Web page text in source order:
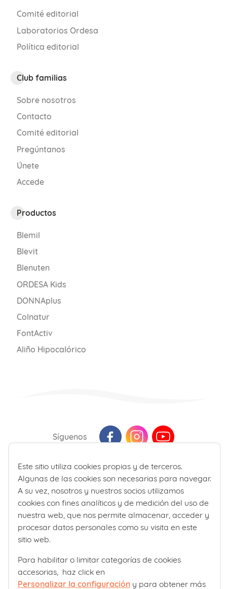
Comité editorial
Laboratorios Ordesa
Política editorial
Club familias
Sobre nosotros
Contacto
Comité editorial
Pregúntanos
Únete
Accede
Productos
Blemil
Blevit
Blenuten
ORDESA Kids
DONNAplus
Colnatur
FontActiv
Aliño Hipocalórico
Síguenos
Última actualización: Agosto 2026
La información presente en la web no reemplaza sino que
complementa la relación entre el profesional de la salud y su
paciente. En caso de duda, consulte a su profesional de la salud
de referencia.
Este sitio utiliza cookies propias y de terceros.
Algunas de las cookies son necesarias para navegar.
A su vez, nosotros y nuestros socios utilizamos
cookies con fines analíticos y de medición del uso de
nuestra web, que nos permite almacenar, acceder y
procesar datos personales como su visita en este
sitio web.
Para habilitar o limitar categorías de cookies
accesorias, haz click en
Personalizar la configuracióny para obtener más